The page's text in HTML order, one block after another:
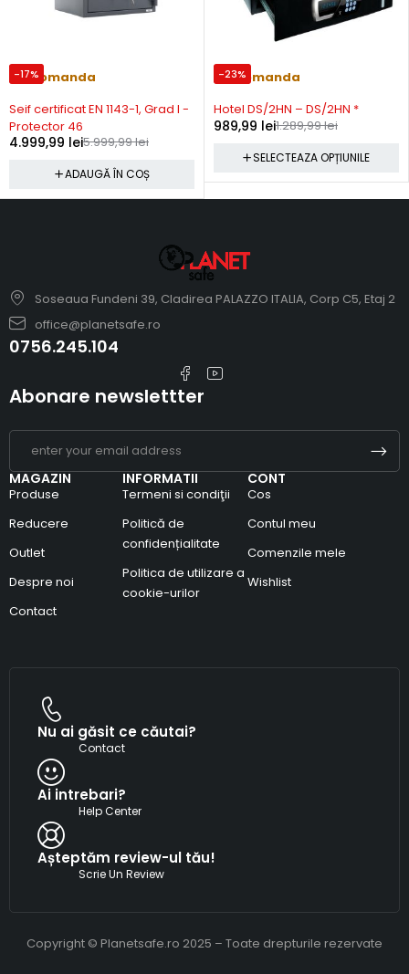
-17%
Precomanda
Seif certificat EN 1143-1, Grad I -
Protector 46
5.999,99lei
4.999,99 lei
ADAUGĂ ÎN COȘ
-23%
Precomanda
Hotel DS/2HN – DS/2HN *
1.289,99lei
989,99 lei
SELECTEAZA OPȚIUNILE
Soseaua Fundeni 39, Cladirea PALAZZO ITALIA, Corp C5, Etaj 2
office@planetsafe.ro
0756.245.104
MAGAZIN
Produse
Reducere
Outlet
Despre noi
Contact
INFORMATII
Termeni si condiţii
Politică de
confidențialitate
Politica de utilizare a
cookie-urilor
CONT
Cos
Contul meu
Comenzile mele
Wishlist
Abonare newslettter
Nu ai găsit ce căutai?
Contact
Ai intrebari?
Help Center
Așteptăm review-ul tău!
Scrie Un Review
Copyright © Planetsafe.ro 2025 – Toate drepturile rezervate